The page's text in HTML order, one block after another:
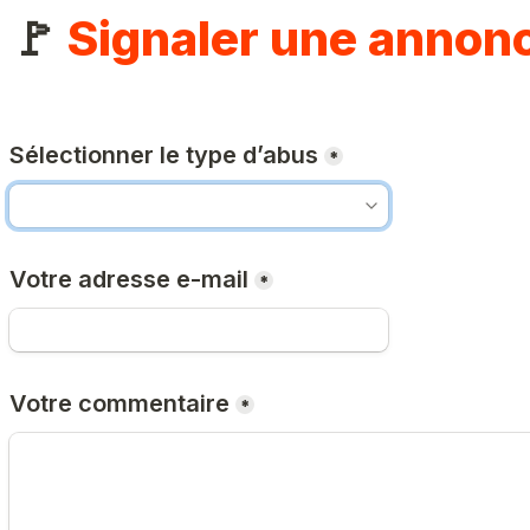
🚩 Signaler une
Sélectionner le type d’abus *
Votre adresse e-mail *
Votre commentaire *